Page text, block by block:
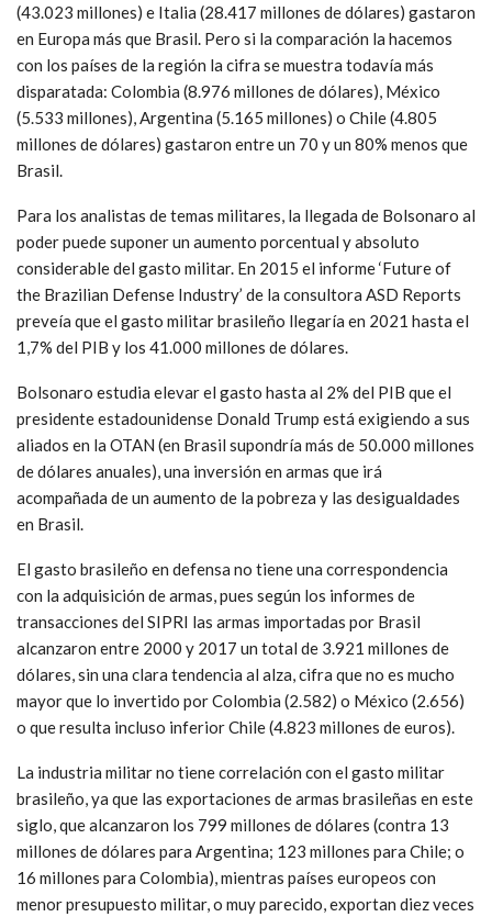
(43.023 millones) e Italia (28.417 millones de dólares) gastaron
en Europa más que Brasil. Pero si la comparación la hacemos
con los países de la región la cifra se muestra todavía más
disparatada: Colombia (8.976 millones de dólares), México
(5.533 millones), Argentina (5.165 millones) o Chile (4.805
millones de dólares) gastaron entre un 70 y un 80% menos que
Brasil.
Para los analistas de temas militares, la llegada de Bolsonaro al
poder puede suponer un aumento porcentual y absoluto
considerable del gasto militar. En 2015 el informe ‘Future of
the Brazilian Defense Industry’ de la consultora ASD Reports
preveía que el gasto militar brasileño llegaría en 2021 hasta el
1,7% del PIB y los 41.000 millones de dólares.
Bolsonaro estudia elevar el gasto hasta al 2% del PIB que el
presidente estadounidense Donald Trump está exigiendo a sus
aliados en la OTAN (en Brasil supondría más de 50.000 millones
de dólares anuales), una inversión en armas que irá
acompañada de un aumento de la pobreza y las desigualdades
en Brasil.
El gasto brasileño en defensa no tiene una correspondencia
con la adquisición de armas, pues según los informes de
transacciones del SIPRI las armas importadas por Brasil
alcanzaron entre 2000 y 2017 un total de 3.921 millones de
dólares, sin una clara tendencia al alza, cifra que no es mucho
mayor que lo invertido por Colombia (2.582) o México (2.656)
o que resulta incluso inferior Chile (4.823 millones de euros).
La industria militar no tiene correlación con el gasto militar
brasileño, ya que las exportaciones de armas brasileñas en este
siglo, que alcanzaron los 799 millones de dólares (contra 13
millones de dólares para Argentina; 123 millones para Chile; o
16 millones para Colombia), mientras países europeos con
menor presupuesto militar, o muy parecido, exportan diez veces